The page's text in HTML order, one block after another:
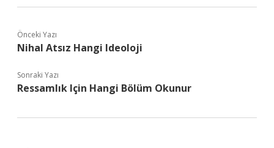
Önceki Yazı
Nihal Atsız Hangi Ideoloji
Sonraki Yazı
Ressamlık Için Hangi Bölüm Okunur